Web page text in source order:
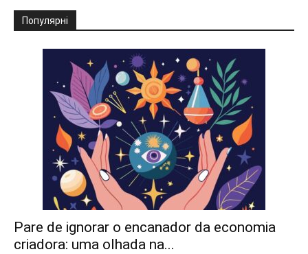
Популярні
Pare de ignorar o encanador da economia
criadora: uma olhada na...